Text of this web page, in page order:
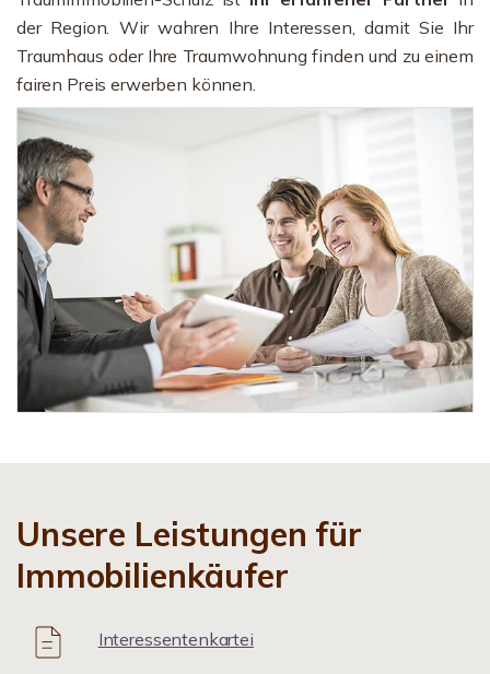
der Region. Wir wahren Ihre Interessen, damit Sie Ihr
Traumhaus oder Ihre Traumwohnung finden und zu einem
fairen Preis erwerben können.
Unsere Leistungen für
Immobilienkäufer
Interessentenkartei